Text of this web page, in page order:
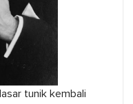
tunik kembali